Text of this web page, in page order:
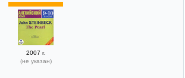
2007 г.
(не указан)